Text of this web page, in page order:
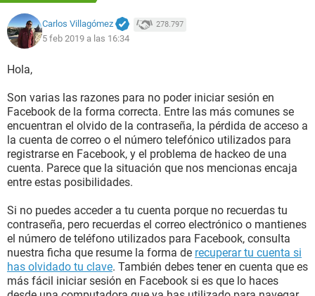
Carlos Villagómez 278.797
5 feb 2019 a las 16:34
Hola,
Son varias las razones para no poder iniciar sesión en
Facebook de la forma correcta. Entre las más comunes se
encuentran el olvido de la contraseña, la pérdida de acceso a
la cuenta de correo o el número telefónico utilizados para
registrarse en Facebook, y el problema de hackeo de una
cuenta. Parece que la situación que nos mencionas encaja
entre estas posibilidades.
Si no puedes acceder a tu cuenta porque no recuerdas tu
contraseña, pero recuerdas el correo electrónico o mantienes
el número de teléfono utilizados para Facebook, consulta
nuestra ficha que resume la forma de recuperar tu cuenta si
has olvidado tu clave. También debes tener en cuenta que es
más fácil iniciar sesión en Facebook si es que lo haces